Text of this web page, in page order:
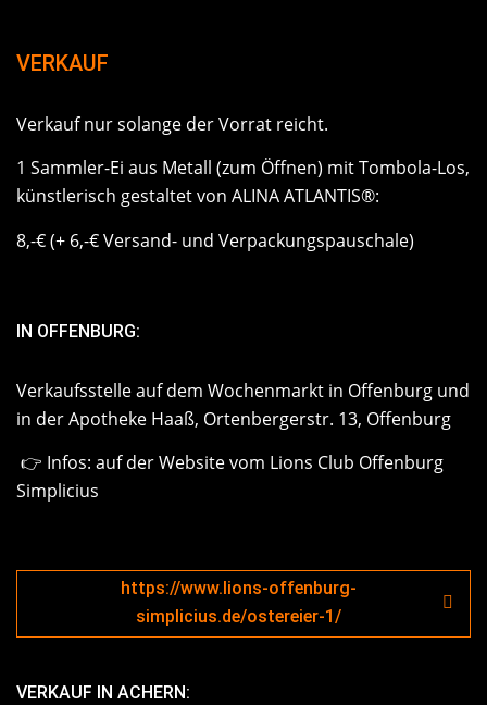
VERKAUF
Verkauf nur solange der Vorrat reicht.
1 Sammler-Ei aus Metall (zum Öffnen) mit Tombola-Los,
künstlerisch gestaltet von ALINA ATLANTIS®:
8,-€ (+ 6,-€ Versand- und Verpackungspauschale)
IN OFFENBURG:
Verkaufsstelle auf dem Wochenmarkt in Offenburg und
in der Apotheke Haaß, Ortenbergerstr. 13, Offenburg
👉 Infos: auf der Website vom Lions Club Offenburg
Simplicius
https://www.lions-offenburg-
simplicius.de/ostereier-1/
VERKAUF IN ACHERN: